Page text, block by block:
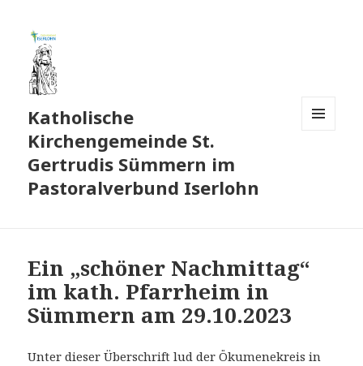
Katholische
Kirchengemeinde St.
Gertrudis Sümmern im
Pastoralverbund Iserlohn
Ein „schöner Nachmittag“
im kath. Pfarrheim in
Sümmern am 29.10.2023
Unter dieser Überschrift lud der Ökumenekreis in